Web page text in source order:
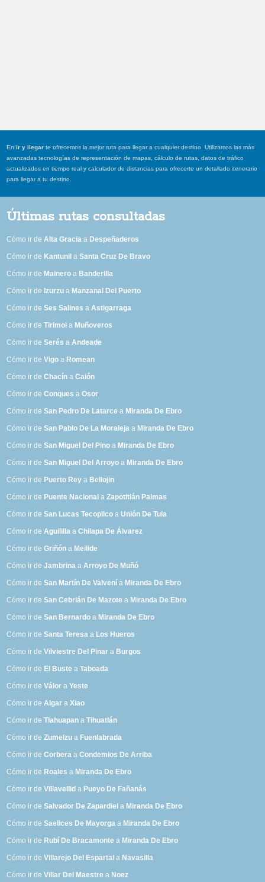
Enir y llegar te ofrecemos la mejor ruta para llegar a cualquier destino. Utilizamos las más
avanzadas tecnologías de representación de mapas, cálculo de rutas, datos de tráfico
actualizados en tiempo real y calculador de distancias para ofrecerte un detallado itenerario
para llegar a tu destino.
Últimas rutas consultadas
Cómo ir deAlta Gracia a Despeñaderos
Cómo ir de Kantunil aSanta Cruz De Bravo
Cómo ir de Mainero a Banderilla
Cómo ir de Izurzu a Manzanal Del Puerto
Cómo ir deSes Salines aAstigarraga
Cómo ir deTirimol a Muñoveros
Cómo ir deSerés aAndeade
Cómo ir deVigo a Romean
Cómo ir deChacín aCaión
Cómo ir deConques aOsor
Cómo ir deSan Pedro De Latarce a Miranda De Ebro
Cómo ir deSan Pablo De La Moraleja a Miranda De Ebro
Cómo ir deSan Miguel Del Pino a Miranda De Ebro
Cómo ir deSan Miguel Del Arroyo a Miranda De Ebro
Cómo ir de Puerto Rey a Bellojin
Cómo ir de Puente Nacional aZapotitlán Palmas
Cómo ir deSan Lucas Tecopilco aUnión De Tula
Cómo ir deAguililla aChilapa De Álvarez
Cómo ir deGriñón a Meilide
Cómo ir deJambrina aArroyo De Muñó
Cómo ir deSan Martín De Valvení a Miranda De Ebro
Cómo ir deSan Cebrián De Mazote a Miranda De Ebro
Cómo ir deSan Bernardo a Miranda De Ebro
Cómo ir deSanta Teresa a Los Hueros
Cómo ir deVilviestre Del Pinar a Burgos
Cómo ir de El Buste aTaboada
Cómo ir deVálor aYeste
Cómo ir deAlgar aXiao
Cómo ir deTlahuapan aTihuatlán
Cómo ir deZumelzu a Fuenlabrada
Cómo ir deCorbera aCondemios De Arriba
Cómo ir de Roales a Miranda De Ebro
Cómo ir deVillavellid a Pueyo De Fañanás
Cómo ir deSalvador De Zapardiel a Miranda De Ebro
Cómo ir deSaelices De Mayorga a Miranda De Ebro
Cómo ir de Rubí De Bracamonte a Miranda De Ebro
Cómo ir deVillarejo Del Espartal a Navasilla
Cómo ir deVillar Del Maestre a Noez